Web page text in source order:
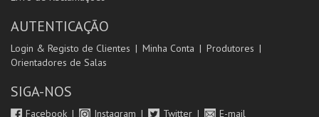
AUTENTICAÇÃO
Login & Registo de Clientes Minha Conta
Produtores
Orientadores de Salas
SIGA-NOS
Facebook Instagram Twitter E-mail